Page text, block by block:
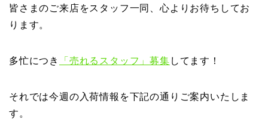
皆さまのご来店をスタッフ一同、心よりお待ちしてお
ります。
多忙につき 「売れるスタッフ」募集 してます！
それでは今週の入荷情報を下記の通りご案内いたしま
す。